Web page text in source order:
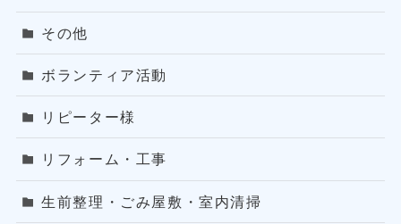
その他
ボランティア活動
リピーター様
リフォーム・工事
生前整理・ごみ屋敷・室内清掃